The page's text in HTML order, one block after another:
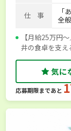
仕 事
「
全般
【月給25万円
井の食卓を支え
気に
応募期限まであと